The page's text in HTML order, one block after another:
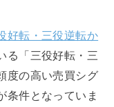
好転・三役逆転か
る「三役好転・三
度の高い売買シグ
条件となっていま